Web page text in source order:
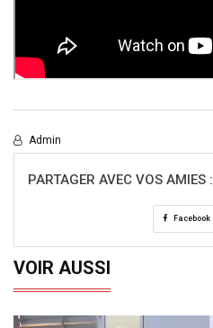
Admin
PARTAGER AVEC VOS AMIES :
Facebook
VOIR AUSSI